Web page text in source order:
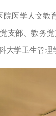
院医学人文教
支部、教务
大学卫生管理